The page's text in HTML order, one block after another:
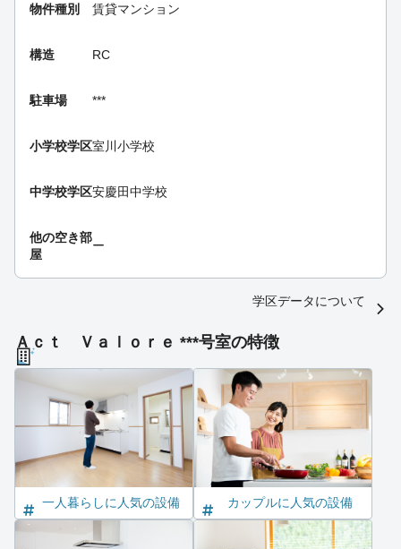
物件種別 賃貸マンション
構造 RC
駐車場 ***
小学校学区室川小学校
中学校学区安慶田中学校
他の空き部
屋
ー
学区データについて
Ａｃｔ Ｖａｌｏｒｅ ***号室の特徴
一人暮らしに人気の設備 カップルに人気の設備